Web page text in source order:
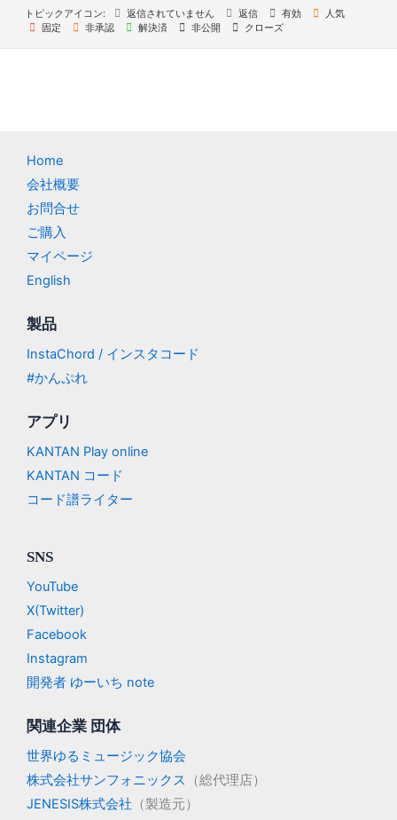
トピックアイコン:
返信されていません 返信 有効
人気
固定
非承認 解決済 非公開 クローズ
Home
会社概要
お問合せ
ご購入
マイページ
English
製品
InstaChord / インスタコード
#かんぷれ
アプリ
KANTAN Play online
KANTAN コード
コード譜ライター
SNS
YouTube
X(Twitter)
Facebook
Instagram
開発者 ゆーいち note
関連企業 団体
世界ゆるミュージック協会
株式会社サンフォニックス
（総代理店）
JENESIS株式会社 （製造元）